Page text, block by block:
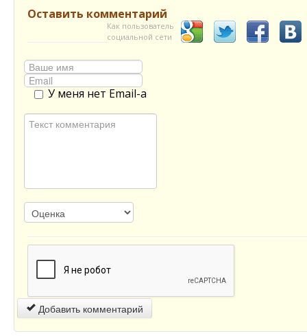
Оставить комментарий
Как пользователь
социальной сети
У меня нет Email-а
Добавить комментарий